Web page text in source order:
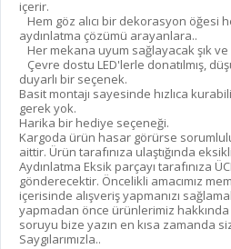
içerir.
Hem göz alıcı bir dekorasyon öğesi
aydınlatma çözümü arayanlara..
Her mekana uyum sağlayacak şık ve
Çevre dostu LED'lerle donatılmış,
duyarlı bir seçenek.
Basit montajı sayesinde hızlıca
gerek yok.
Harika bir hediye seçeneği.
Kargoda ürün hasar görürse
aittir. Ürün tarafınıza ulaştığında
Aydınlatma Eksik parçayı tarafınıza
gönderecektir. Öncelikli amacımız
içerisinde alışveriş yapmanızı
yapmadan önce ürünlerimiz hakkında
soruyu bize yazın en kısa zamanda
Saygılarımızla..